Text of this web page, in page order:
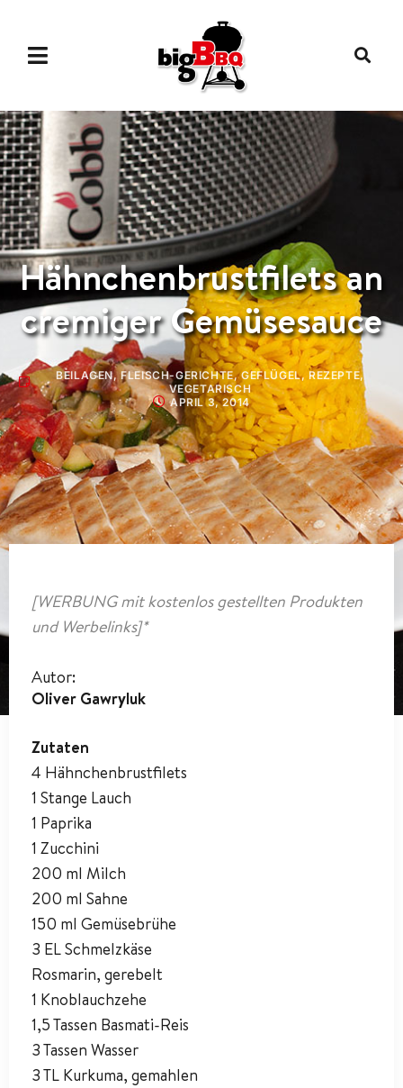
Hähnchenbrustfilets an
cremiger Gemüsesauce
BEILAGEN,FLEISCH-GERICHTE,GEFLÜGEL,REZEPTE,
VEGETARISCH
APRIL 3, 2014
[WERBUNG mit kostenlos gestellten Produkten
und Werbelinks]*
Autor:
Oliver Gawryluk
Zutaten
4 Hähnchenbrustfilets
1 Stange Lauch
1 Paprika
1 Zucchini
200 ml Milch
200 ml Sahne
150 ml Gemüsebrühe
3 EL Schmelzkäse
Rosmarin, gerebelt
1 Knoblauchzehe
1,5 Tassen Basmati-Reis
3 Tassen Wasser
3 TL Kurkuma, gemahlen